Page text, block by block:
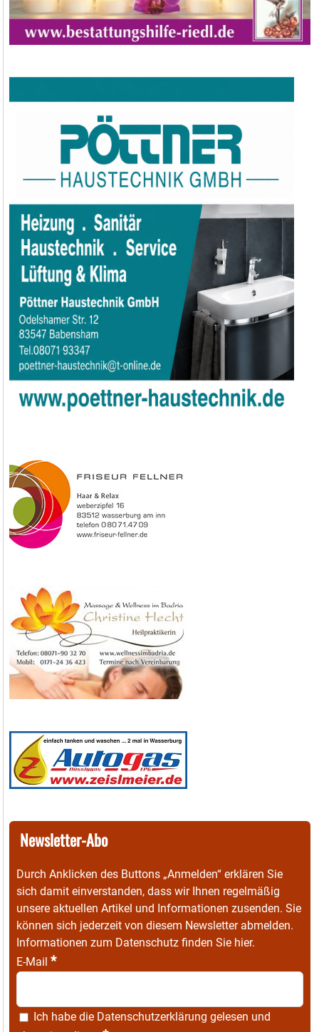
Newsletter-Abo
Durch Anklicken des Buttons „Anmelden“ erklären Sie
sich damit einverstanden, dass wir Ihnen regelmäßig
unsere aktuellen Artikel und Informationen zusenden. Sie
können sich jederzeit von diesem Newsletter abmelden.
Informationen zum Datenschutz finden Sie hier.
E-Mail *
Ich habe die Datenschutzerklärung gelesen und